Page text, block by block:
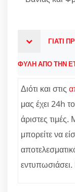
ΓΙΑΤΙ
ΦΥΛΗ ΑΠΟ ΤΗΝ
Διότι και στις
μας έχει 24h
άριστες
μπορείτε να